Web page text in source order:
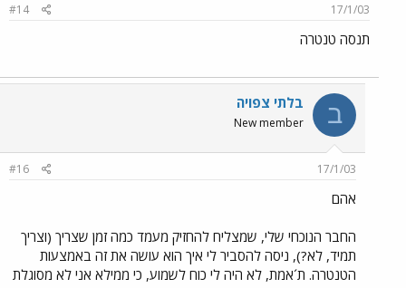
17/1/03
#14
תנסה טנטרה
ב בלתי צפויה
New member
17/1/03
#16
אהם
החבר הנוכחי שלי, שמצליח להחזיק מעמד כמה זמן שצריך (וצריך
תמיד, לא?), ניסה להסביר לי איך הוא עושה את זה באמצעות
הטנטרה. ת´אמת, לא היה לי כוח לשמוע, כי ממילא אני לא מסוגלת